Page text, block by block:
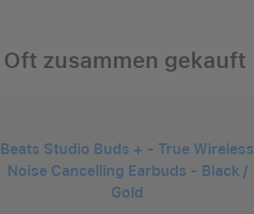
Oft zusammen gekauft
Beats Studio Buds + - True Wireless
Noise Cancelling Earbuds - Black /
Gold